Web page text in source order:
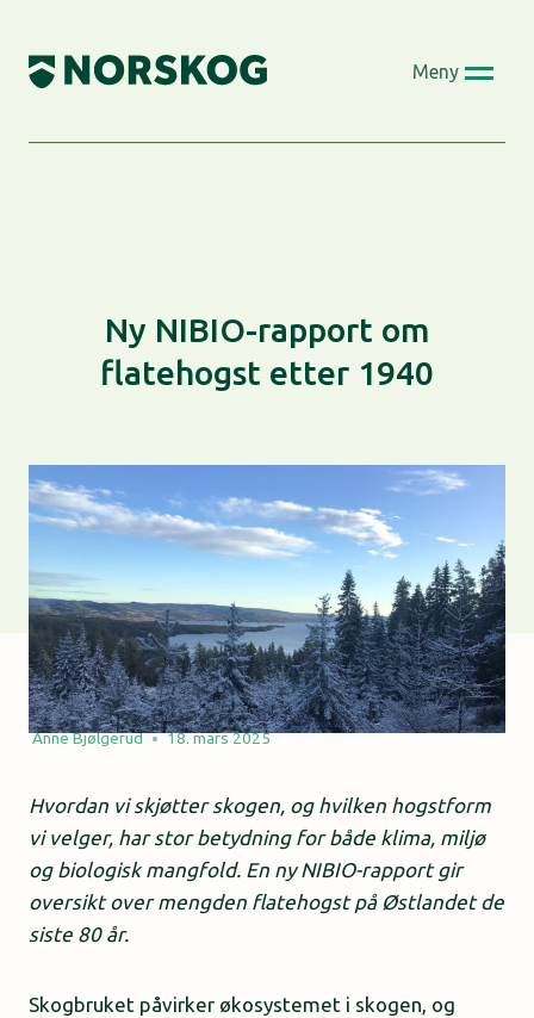
content
Meny
Ny NIBIO-rapport om
flatehogst etter 1940
Anne Bjølgerud 18. mars 2025
Hvordan vi skjøtter skogen, og hvilken hogstform
vi velger, har stor betydning for både klima, miljø
og biologisk mangfold. En ny NIBIO-rapport gir
oversikt over mengden flatehogst på Østlandet de
siste 80 år.
Skogbruket påvirker økosystemet i skogen, og